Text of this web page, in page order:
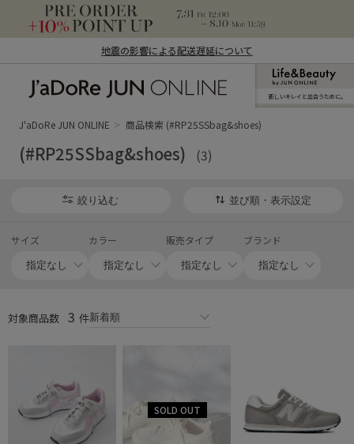
地震の影響による配送遅延について
ン オンライン）
新しいキレイと出合うために。
J'aDoRe JUN ONLINE 商品検索 (#RP25SSbag&shoes)
(#RP25SSbag&shoes) (3)
絞り込む 並び順・表示設定
サイズ カラー 販売タイプ ブランド
対象商品数 3 件